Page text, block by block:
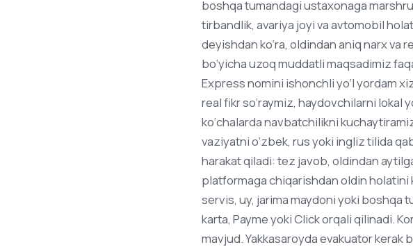
boshqa tumandagi ustaxonaga
tirbandlik, avariya joyi va avtomobil
deyishdan ko‘ra, oldindan aniq narx va
bo‘yicha uzoq muddatli maqsadimiz
Express nomini ishonchli yo‘l yordam
real fikr so‘raymiz, haydovchilarni lokal
ko‘chalarda navbatchilikni
vaziyatni o‘zbek, rus yoki ingliz tilida
harakat qiladi: tez javob, oldindan
platformaga chiqarishdan oldin holatini
servis, uy, jarima maydoni yoki boshqa
karta, Payme yoki Click orqali qilinadi.
mavjud. Yakkasaroyda evakuator kerak